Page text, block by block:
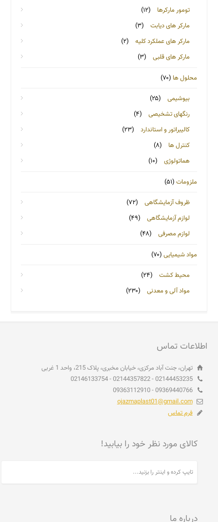
تومور مارکرها
(۱۲)
مارکر های دیابت
(۳)
مارکر های عملکرد کلیه
(۲)
مارکر های قلبی
(۳)
محلول ها (۷۰)
بیوشیمی
(۲۵)
رنگهای تشخیصی
(۴)
کالیبراتور و استاندارد
(۲۳)
کنترل ها
(۸)
هماتولوژی
(۱۰)
ملزومات (۵۱)
ظروف آزمایشگاهی
(۷۲)
لوازم آزمایشگاهی
(۴۹)
لوازم مصرفی
(۴۸)
مواد شیمیایی (۷۰)
محیط کشت
(۲۴)
مواد آلی و معدنی
(۲۳۰)
اطلاعات تماس
تهران، جنت آباد مرکزی، خیابان مخبری، پلاک 215، واحد 1 غربی
02144453235 - 02144357822 - 02146133754
09369440766 - 09363112910
ojazmaplast01@gmail.com
فرم تماس
کالای مورد نظر خود را بیابید!
درباره ما